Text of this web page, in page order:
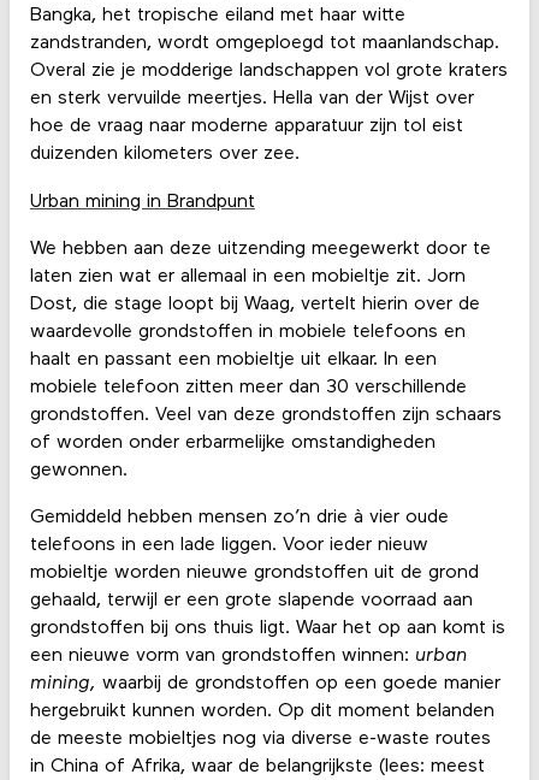
Bangka, het tropische eiland met haar witte
zandstranden, wordt omgeploegd tot maanlandschap.
Overal zie je modderige landschappen vol grote kraters
en sterk vervuilde meertjes. Hella van der Wijst over
hoe de vraag naar moderne apparatuur zijn tol eist
duizenden kilometers over zee.
Urban mining in Brandpunt
We hebben aan deze uitzending meegewerkt door te
laten zien wat er allemaal in een mobieltje zit. Jorn
Dost, die stage loopt bij Waag, vertelt hierin over de
waardevolle grondstoffen in mobiele telefoons en
haalt en passant een mobieltje uit elkaar. In een
mobiele telefoon zitten meer dan 30 verschillende
grondstoffen. Veel van deze grondstoffen zijn schaars
of worden onder erbarmelijke omstandigheden
gewonnen.
Gemiddeld hebben mensen zo’n drie à vier oude
telefoons in een lade liggen. Voor ieder nieuw
mobieltje worden nieuwe grondstoffen uit de grond
gehaald, terwijl er een grote slapende voorraad aan
grondstoffen bij ons thuis ligt. Waar het op aan komt is
een nieuwe vorm van grondstoffen winnen: urban
mining, waarbij de grondstoffen op een goede manier
hergebruikt kunnen worden. Op dit moment belanden
de meeste mobieltjes nog via diverse e-waste routes
in China of Afrika, waar de belangrijkste (lees: meest